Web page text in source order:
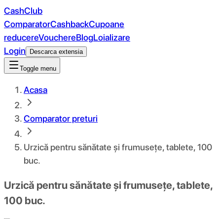
CashClub
ComparatorCashbackCupoane
reducereVouchereBlogLoializare
Login
Descarca extensia
Toggle menu
Acasa
Comparator preturi
Urzică pentru sănătate și frumusețe, tablete, 100
buc.
Urzică pentru sănătate și frumusețe, tablete,
100 buc.